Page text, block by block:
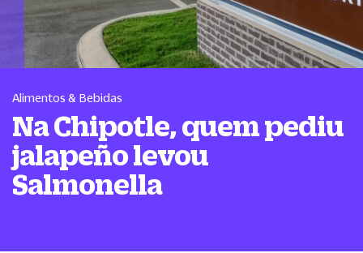
Alimentos & Bebidas
Na Chipotle, quem pediu
jalapeño levou
Salmonella